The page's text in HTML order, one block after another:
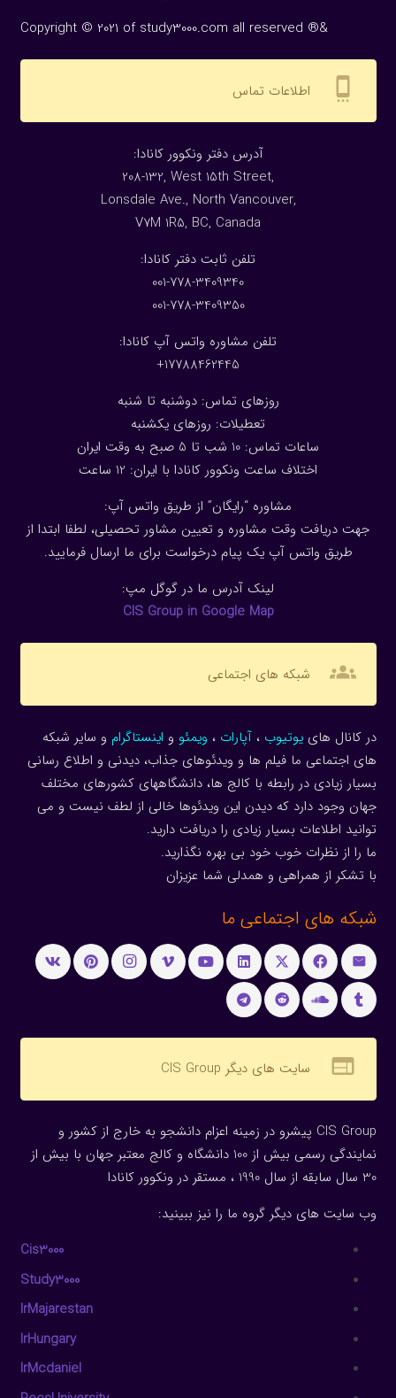
Copyright © 2021 of study3000.com all reserved ®&
settings_cell اطلاعات تماس
:آدرس دفتر ونکوور کانادا
208-132, West 15th Street,
Lonsdale Ave., North Vancouver,
V7M 1R5, BC, Canada
:تلفن ثابت دفتر کانادا
001-778-3409340
001-778-3409350
تلفن مشاوره واتس آپ کانادا:
17788462445+
روزهای تماس: دوشنبه تا شنبه
تعطیلات: روزهای یکشنبه
ساعات تماس: 10 شب تا 5 صبح به وقت ایران
اختلاف ساعت ونکوور کانادا با ایران: 1 2 ساعت
مشاوره “رایگان” از طریق واتس آپ:
جهت دریافت وقت مشاوره و تعیین مشاور تحصیلی، لطفا ابتدا از
طریق واتس آپ یک پیام درخواست برای ما ارسال فرمایید.
لینک آدرس ما در گوگل مپ:
CIS Group in Google Map
groups شبکه های اجتماعی
در کانال هاییوتیوب ، آپارات ، ویمئو و اینستاگرام و سایر شبکه
های اجتماعی ما فیلم ها و ویدئوهای جذاب، دیدنی و اطلاع رسانی
بسیار زیادی در رابطه با کالج ها، دانشگاههای کشورهای مختلف
جهان وجود دارد که دیدن این ویدئوها خالی از لطف نیست و می
توانید اطلاعات بسیار زیادی را دریافت دارید.
ما را از نظرات خوب خود بی بهره نگذارید.
با تشکر از همراهی و همدلی شما عزیزان
شبکه های اجتماعی ما
web سایت های دیگر CIS Group
CIS Group پیشرو در زمینه اعزام دانشجو به خارج از کشور و
نمایندگی رسمی بیش از 100 دانشگاه و کالج معتبر جهان با بیش از
30 سال سابقه از سال 1990 ، مستقر در ونکوور کانادا
وب سایت های دیگر گروه ما را نیز ببینید:
Cis3000
Study3000
IrMajarestan
IrHungary
IrMcdaniel